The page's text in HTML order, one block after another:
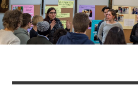
Skip
to
content
Abenteuer